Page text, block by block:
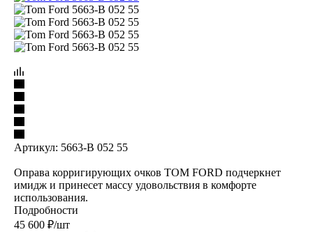
Артикул: 5663-B 052 55
Оправа корригирующих очков TOM FORD подчеркнет
имидж и принесет массу удовольствия в комфорте
использования.
Подробности
45 600 ₽/шт